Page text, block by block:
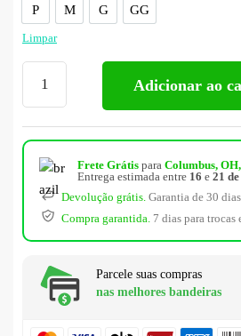
P M G GG
Limpar
Adicionar ao
Frete Grátis para Columbus,
Entrega estimada entre 16 e 21
Devolução grátis. Garantia de 30
Compra garantida. 7 dias para trocas
Parcele suas compras
nas melhores bandeiras